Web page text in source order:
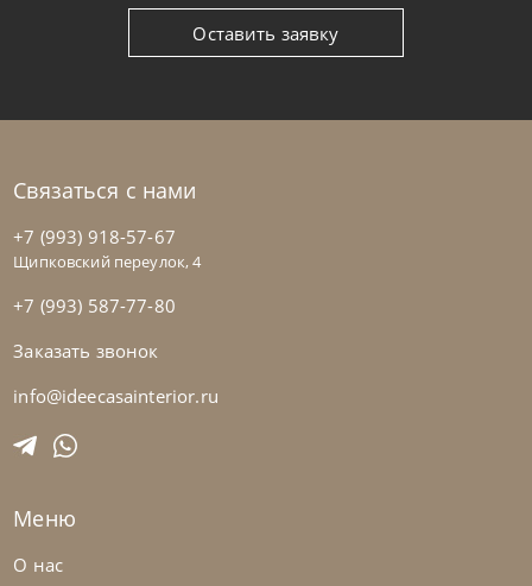
Вешалка Tree
Bontempi
Оставить заявку
Связаться с нами
+7 (993) 918-57-67
Щипковский переулок, 4
+7 (993) 587-77-80
Заказать звонок
info@ideecasainterior.ru
Меню
О нас